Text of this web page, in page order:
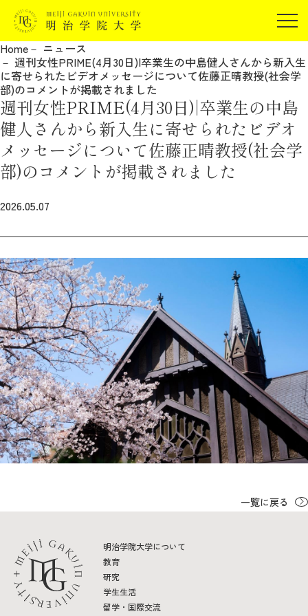
在学生の方
卒業生の方
保証人の方
企業・研究者の方
地域・一般の方
報道関係の方
JP EN
受験生の方
在学生の方
企業・研究者の方
明治学院大学について
教育
研究
学生生活
留学・国際交流
キャリア
入試情報サイト
Home
ニュース
週刊女性PRIME(4月30日)|卒業生の中島健人さんから新入生
に寄せられたビデオメッセージについて佐藤正晴教授(社会学
部)のコメントが掲載されました
週刊女性PRIME(4月30日)|卒業生の中島
健人さんから新入生に寄せられたビデオ
メッセージについて佐藤正晴教授(社会学
部)のコメントが掲載されました
2026.05.07
一覧に戻る
明治学院大学について
教育
研究
学生生活
留学・国際交流